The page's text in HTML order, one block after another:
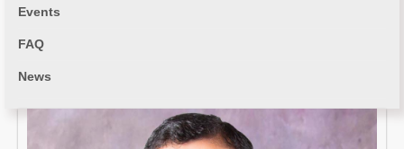
Events
FAQ
News